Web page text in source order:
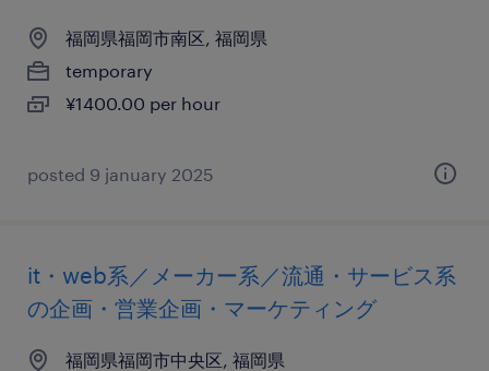
福岡県福岡市南区, 福岡県
temporary
¥1400.00 per hour
posted 9 january 2025
it・web系／メーカー系／流通・サービス系
の企画・営業企画・マーケティング
福岡県福岡市中央区, 福岡県